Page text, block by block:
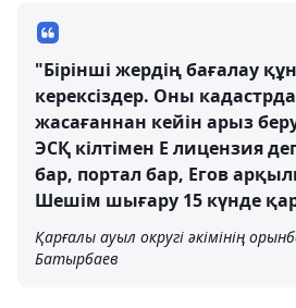
"Бірінші жердің бағалау
керексіздер. Оны
жасағаннан кейін арыз
ЭСҚ кілтімен Е лицензия
бар, портал бар, Егов
Шешім шығару 15 күнде
Қарғалы ауыл округі әкімінің
Батырбаев